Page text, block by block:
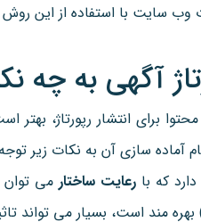
وب سایت با استفاده از این روش
آگهی به چه
برای انتشار رپورتاژ،
سازی آن به نکات زیر
که با رعایت ساختار می توان